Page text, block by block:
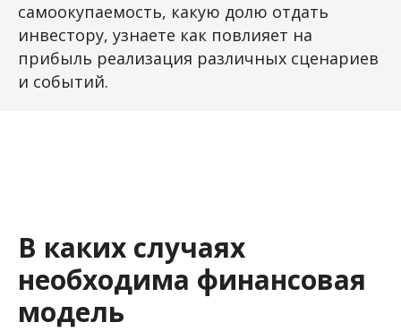
самоокупаемость, какую долю отдать
инвестору, узнаете как повлияет на
прибыль реализация различных сценариев
и событий.
В каких случаях
необходима финансовая
модель